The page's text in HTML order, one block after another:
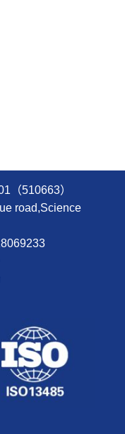
（510663）
road,Science